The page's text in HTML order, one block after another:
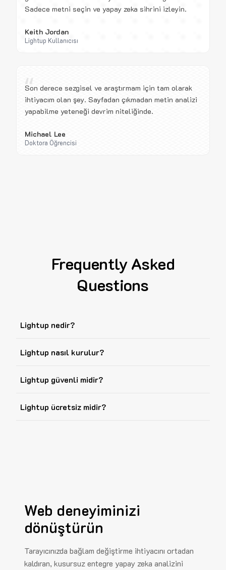
Sadece metni seçin ve yapay zeka sihrini izleyin.
Keith Jordan
Lightup Kullanıcısı
“
Son derece sezgisel ve araştırmam için tam olarak
ihtiyacım olan şey. Sayfadan çıkmadan metin analizi
yapabilme yeteneği devrim niteliğinde.
Michael Lee
Doktora Öğrencisi
Frequently Asked
Questions
Lightup nedir?
Lightup nasıl kurulur?
Lightup güvenli midir?
Lightup ücretsiz midir?
Web deneyiminizi
dönüştürün
Tarayıcınızda bağlam değiştirme ihtiyacını ortadan
kaldıran, kusursuz entegre yapay zeka analizini